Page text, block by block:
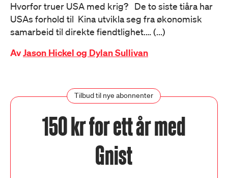
Hvorfor truer USA med krig? De to siste tiåra har
USAs forhold til Kina utvikla seg fra økonomisk
samarbeid til direkte fiendtlighet.… (...)
AvJason Hickel og Dylan Sullivan
Tilbud til nye abonnenter
150 kr for ett år med
Gnist